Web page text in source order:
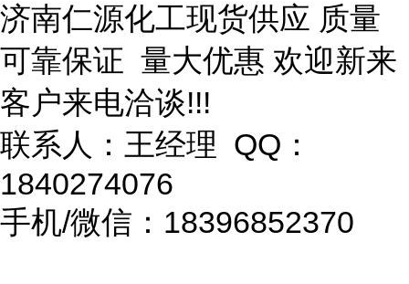
济南仁源化工现货供应 质量
可靠保证 量大优惠 欢迎新来
客户来电洽谈!!!
联系人：王经理 QQ：
1840274076
手机/微信：18396852370